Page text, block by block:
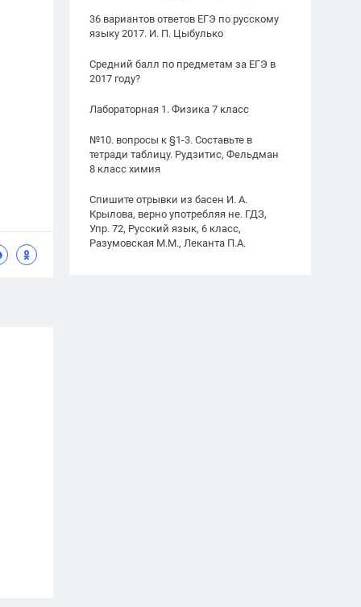
36 вариантов ответов ЕГЭ по русскому
языку 2017. И. П. Цыбулько
Средний балл по предметам за ЕГЭ в
2017 году?
Лабораторная 1. Физика 7 класс
№10. вопросы к §1-3. Составьте в
тетради таблицу. Рудзитис, Фельдман
8 класс химия
Спишите отрывки из басен И. А.
Крылова, верно употребляя не. ГДЗ,
Упр. 72, Русский язык, 6 класс,
Разумовская М.М., Леканта П.А.